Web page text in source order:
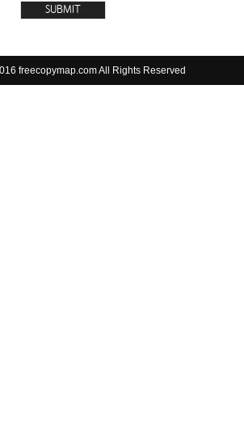
freecopymap.com All Rights Reserved